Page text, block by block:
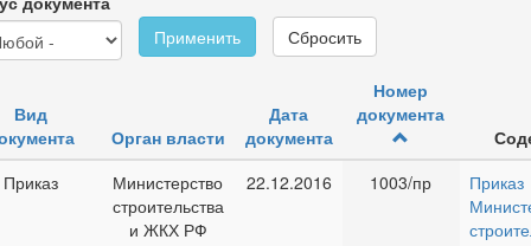
Применить
Сбросить
Вид
Орган власти
Дата
документа
Номер
документа
Приказ
Министерство
строительства
и ЖКХ РФ
22.12.2016 1003/пр
Приказ